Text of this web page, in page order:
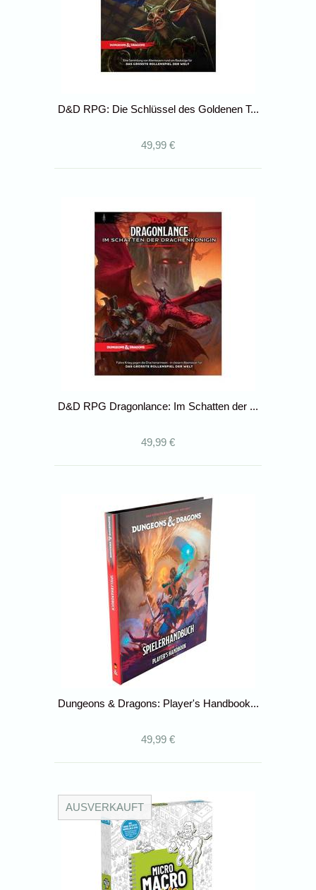
D&D RPG: Die Schlüssel des Goldenen T...
49,99 €
D&D RPG Dragonlance: Im Schatten der ...
49,99 €
Dungeons & Dragons: Player's Handbook...
49,99 €
AUSVERKAUFT